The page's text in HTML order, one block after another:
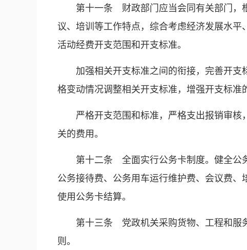
第十一条 财政部门应当会同有关部门，
议、培训等工作特点，综合考虑经济发展水
活动经费开支范围和开支标准。
加强相关开支标准之间的衔接，完善开
格变动情况调整相关开支标准，增强开支标准
严格开支范围和标准，严格支出报销审
关的费用。
第十二条 全面实行公务卡制度。健全公
公务接待费、公务用车运行维护费、会议费
使用公务卡结算。
第十三条 党政机关采购货物、工程和服
则。